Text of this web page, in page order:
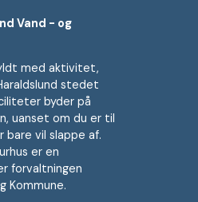
Vand - og
med aktivitet,
stedet
byder på
uanset om du er til
bare vil slappe af.
er en
forvaltningen
Kommune.